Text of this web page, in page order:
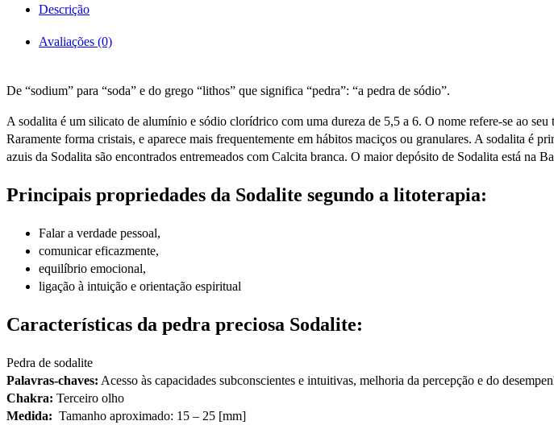
Descrição
Avaliações (0)
De “sodium” para “soda” e do grego “lithos” que significa “pedra”: “a pedra de sódio”.
A sodalita é um silicato de alumínio e sódio clorídrico com uma dureza de 5,5 a 6. O nome refere-se ao
Raramente forma cristais, e aparece mais frequentemente em hábitos maciços ou granulares. A sodalita é
azuis da Sodalita são encontrados entremeados com Calcita branca. O maior depósito de Sodalita está na
Principais propriedades da Sodalite segundo a litoterapia:
Falar a verdade pessoal,
comunicar eficazmente,
equilíbrio emocional,
ligação à intuição e orientação espiritual
Características da pedra preciosa Sodalite:
Pedra de sodalite
Palavras-chaves: Acesso às capacidades subconscientes e intuitivas, melhoria da percepção e do
Chakra: Terceiro olho
Medida: Tamanho aproximado: 15 – 25 [mm]